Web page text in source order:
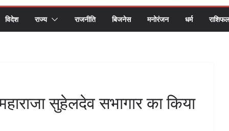
पर मंथन
विदेश राज्य राजनीति बिजनेस मनोरंजन धर्म राशिफल
सुहेलदेव सभागार का किया